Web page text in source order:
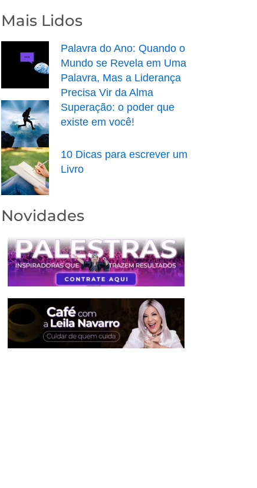
Mais Lidos
Palavra do Ano: Quando o
Mundo se Revela em Uma
Palavra, Mas a Liderança
Precisa Vir da Alma
Superação: o poder que
existe em você!
10 Dicas para escrever um
Livro
Novidades